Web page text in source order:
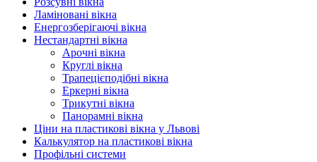
Ламіновані вікна
Енергозберігаючі вікна
Нестандартні вікна
Арочні вікна
Круглі вікна
Трапецієподібні вікна
Еркерні вікна
Трикутні вікна
Панорамні вікна
Ціни на пластикові вікна у Львові
Калькулятор на пластикові вікна
Профільні системи